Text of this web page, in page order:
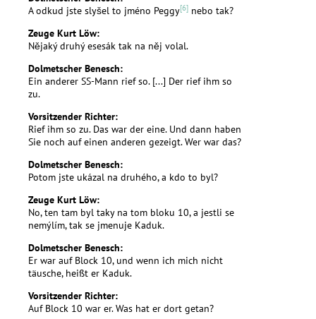
A odkud jste slyšel to jméno Peggy[6] nebo tak?
Zeuge Kurt Löw:
Nějaký druhý esesák tak na něj volal.
Dolmetscher Benesch:
Ein anderer SS-Mann rief so. [...] Der rief ihm so
zu.
Vorsitzender Richter:
Rief ihm so zu. Das war der eine. Und dann haben
Sie noch auf einen anderen gezeigt. Wer war das?
Dolmetscher Benesch:
Potom jste ukázal na druhého, a kdo to byl?
Zeuge Kurt Löw:
No, ten tam byl taky na tom bloku 10, a jestli se
nemýlím, tak se jmenuje Kaduk.
Dolmetscher Benesch:
Er war auf Block 10, und wenn ich mich nicht
täusche, heißt er Kaduk.
Vorsitzender Richter:
Auf Block 10 war er. Was hat er dort getan?